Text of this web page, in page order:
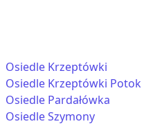
Osiedle Krzeptówki
Osiedle Krzeptówki Potok
Osiedle Pardałówka
Osiedle Szymony